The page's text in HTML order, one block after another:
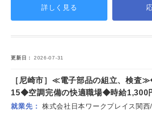
詳しく見る
更新日 2026-07-31
［尼崎市］≪電子部品の組立、検査
15◆空調完備の快適職場◆時給1,300
就業先 株式会社日本ワークプレイス関